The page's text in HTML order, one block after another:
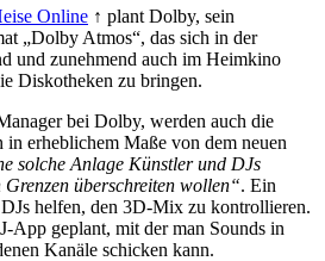
Online ↑ plant Dolby, sein
„Dolby Atmos“, das sich in der
und zunehmend auch im Heimkino
Diskotheken zu bringen.
bei Dolby, werden auch die
erheblichem Maße von dem neuen
solche Anlage Künstler und DJs
überschreiten wollen“. Ein
helfen, den 3D-Mix zu kontrollieren.
App geplant, mit der man Sounds in
Kanäle schicken kann.